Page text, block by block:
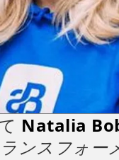
Natalia
ンスフォー